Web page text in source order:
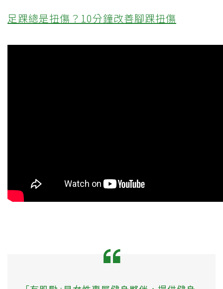
足踝總是扭傷？10分鐘改善腳踝扭傷